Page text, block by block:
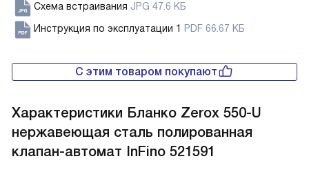
Схема встраивания JPG 47.6 КБ
Инструкция по эксплуатации 1
PDF 66.67 КБ
С этим товаром покупают
Характеристики Бланко Zerox 550-U
нержавеющая сталь полированная
клапан-автомат InFino 521591